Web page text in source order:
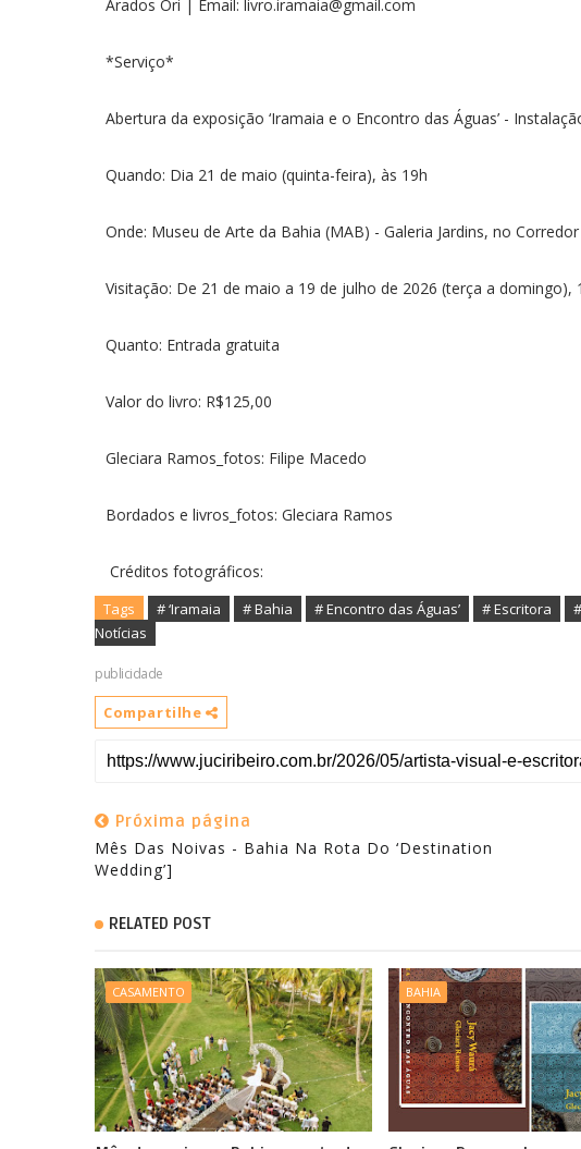
Arados Ori | Email: livro.iramaia@gmail.com
*Serviço*
Abertura da exposição ‘Iramaia e o Encontro das Águas’ -
Quando: Dia 21 de maio (quinta-feira), às 19h
Onde: Museu de Arte da Bahia (MAB) - Galeria Jardins, no
Visitação: De 21 de maio a 19 de julho de 2026 (terça a domingo),
Quanto: Entrada gratuita
Valor do livro: R$125,00
Gleciara Ramos_fotos: Filipe Macedo
Bordados e livros_fotos: Gleciara Ramos
Créditos fotográficos:
Tags # ‘Iramaia # Bahia # Encontro das Águas’ # Escritora
Notícias
publicidade
Compartilhe
Próxima página
Mês Das Noivas - Bahia Na Rota Do ‘Destination
Wedding’]
RELATED POST
CASAMENTO BAHIA